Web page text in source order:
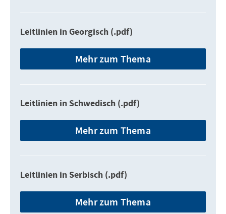
Leitlinien in Georgisch (.pdf)
Mehr zum Thema
Leitlinien in Schwedisch (.pdf)
Mehr zum Thema
Leitlinien in Serbisch (.pdf)
Mehr zum Thema